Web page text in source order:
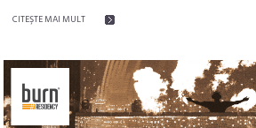
CITEŞTE MAI MULT